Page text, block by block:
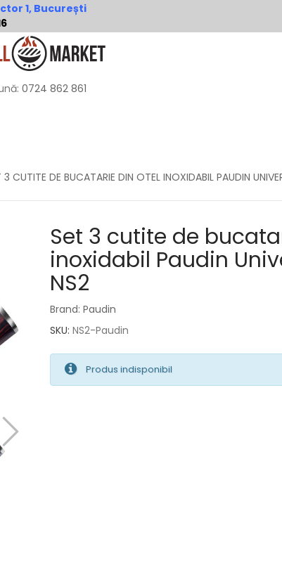
1, București
0724 862 861
3 CUTITE DE BUCATARIE DIN OTEL INOXIDABIL PAUDIN
Set 3 cutite de
inoxidabil Paudin
NS2
Brand: Paudin
SKU: NS2-Paudin
Produs indisponibil